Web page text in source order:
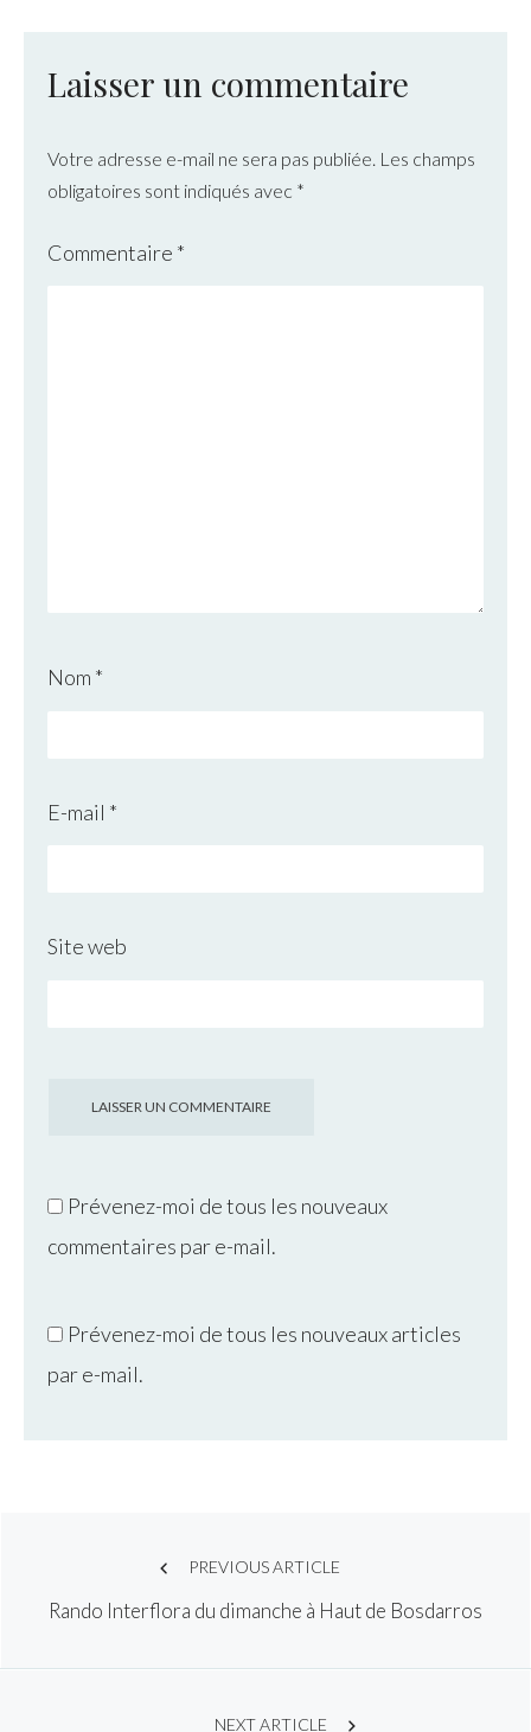
Laisser un commentaire
Votre adresse e-mail ne sera pas publiée. Les champs
obligatoires sont indiqués avec *
Commentaire *
Nom *
E-mail *
Site web
Prévenez-moi de tous les nouveaux
commentaires par e-mail.
Prévenez-moi de tous les nouveaux articles
par e-mail.
navigation
PREVIOUS ARTICLE
Rando Interflora du dimanche à Haut de Bosdarros
NEXT ARTICLE